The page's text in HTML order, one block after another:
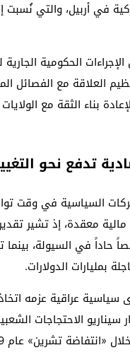
في أربيل، والتي
الحكومية
العلاقة مع الفصائل
بناء الثقة مع
تدفع نحو
السياسية في وقت
مالية معقدة، إذ تشير
حاداً في السيولة، بينما
بمليارات الدولارات.
سياسية عراقية عزمه
سيناريو الاحتجاجات
«انتفاضة تشرين» عام 2019.